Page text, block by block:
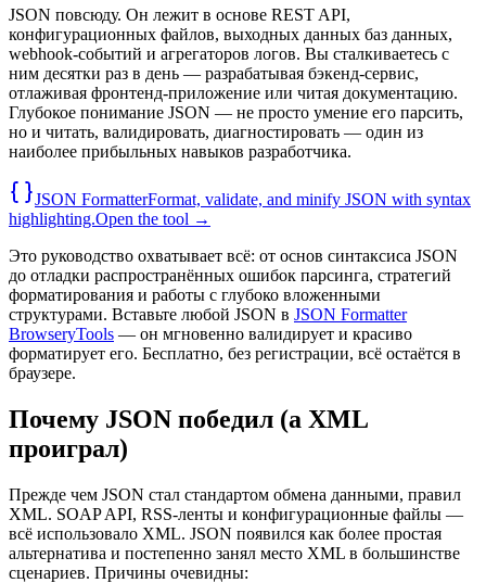
JSON повсюду. Он лежит в основе REST API,
конфигурационных файлов, выходных данных баз данных,
webhook-событий и агрегаторов логов. Вы сталкиваетесь с
ним десятки раз в день — разрабатывая бэкенд-сервис,
отлаживая фронтенд-приложение или читая документацию.
Глубокое понимание JSON — не просто умение его парсить,
но и читать, валидировать, диагностировать — один из
наиболее прибыльных навыков разработчика.
JSON FormatterFormat, validate, and minify JSON with syntax
highlighting.Open the tool →
Это руководство охватывает всё: от основ синтаксиса JSON
до отладки распространённых ошибок парсинга, стратегий
форматирования и работы с глубоко вложенными
структурами. Вставьте любой JSON в JSON Formatter
BrowseryTools — он мгновенно валидирует и красиво
форматирует его. Бесплатно, без регистрации, всё остаётся в
браузере.
Почему JSON победил (а XML
проиграл)
Прежде чем JSON стал стандартом обмена данными, правил
XML. SOAP API, RSS-ленты и конфигурационные файлы —
всё использовало XML. JSON появился как более простая
альтернатива и постепенно занял место XML в большинстве
сценариев. Причины очевидны: